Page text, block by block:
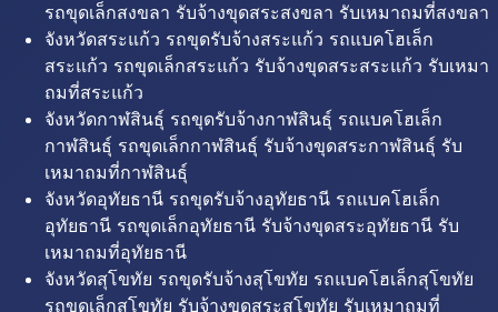
รถขุดเล็กสงขลา รับจ้างขุดสระสงขลา รับเหมาถมที่สงขลา
จังหวัดสระแก้ว รถขุดรับจ้างสระแก้ว รถแบคโฮเล็ก
สระแก้ว รถขุดเล็กสระแก้ว รับจ้างขุดสระสระแก้ว รับเหมา
ถมที่สระแก้ว
จังหวัดกาฬสินธุ์ รถขุดรับจ้างกาฬสินธุ์ รถแบคโฮเล็ก
กาฬสินธุ์ รถขุดเล็กกาฬสินธุ์ รับจ้างขุดสระกาฬสินธุ์ รับ
เหมาถมที่กาฬสินธุ์
จังหวัดอุทัยธานี รถขุดรับจ้างอุทัยธานี รถแบคโฮเล็ก
อุทัยธานี รถขุดเล็กอุทัยธานี รับจ้างขุดสระอุทัยธานี รับ
เหมาถมที่อุทัยธานี
จังหวัดสุโขทัย รถขุดรับจ้างสุโขทัย รถแบคโฮเล็กสุโขทัย
รถขุดเล็กสุโขทัย รับจ้างขุดสระสุโขทัย รับเหมาถมที่